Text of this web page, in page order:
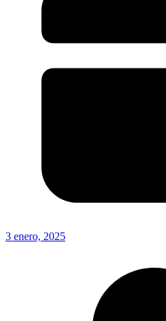
3 enero, 2025